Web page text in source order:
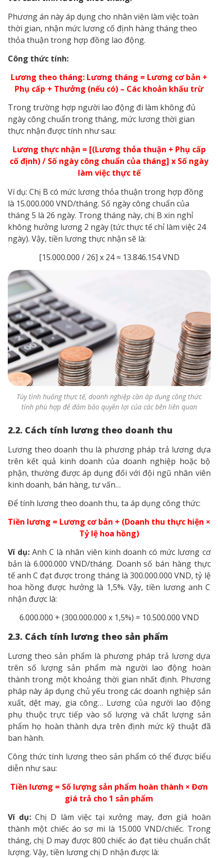
Phương án này áp dụng cho nhân viên làm việc toàn
thời gian, nhận mức lương cố định hàng tháng theo
thỏa thuận trong hợp đồng lao động.
Công thức tính:
Lương theo tháng: Lương tháng = Lương cơ bản +
Phụ cấp + Thưởng (nếu có) – Các khoản khấu trừ
Trong trường hợp người lao động đi làm không đủ
ngày công chuẩn trong tháng, mức lương thời gian
thực nhận được tính như sau:
Lương thực nhận = [(Lương thỏa thuận + Phụ cấp
cố định) / Số ngày công chuẩn của tháng] x Số ngày
làm việc thực tế
Ví dụ: Chị B có mức lương thỏa thuận trong hợp đồng
là 15.000.000 VND/tháng. Số ngày công chuẩn của
tháng 5 là 26 ngày. Trong tháng này, chị B xin nghỉ
không hưởng lương 2 ngày (tức thực tế chỉ làm việc 24
ngày). Vậy, tiền lương thực nhận sẽ là:
[15.000.000 / 26] x 24 ≈ 13.846.154 VND
Tùy tình huống thực tế, doanh nghiệp cần áp dụng công thức
tính phù hợp để đảm bảo quyền lợi của các bên liên quan
2.2. Cách tính lương theo doanh thu
Lương theo doanh thu là phương pháp trả lương dựa
trên kết quả kinh doanh của doanh nghiệp hoặc bộ
phận, thường được áp dụng đối với đội ngũ nhân viên
kinh doanh, bán hàng, tư vấn…
Để tính lương theo doanh thu, ta áp dụng công thức:
Tiền lương = Lương cơ bản + (Doanh thu thực hiện ×
Tỷ lệ hoa hồng)
Ví dụ:Anh C là nhân viên kinh doanh có mức lương cơ
bản là 6.000.000 VND/tháng. Doanh số bán hàng thực
tế anh C đạt được trong tháng là 300.000.000 VND, tỷ lệ
hoa hồng được hưởng là 1,5%. Vậy, tiền lương anh C
nhận được là:
6.000.000 + (300.000.000 x 1,5%) = 10.500.000 VND
2.3. Cách tính lương theo sản phẩm
Lương theo sản phẩm là phương pháp trả lương dựa
trên số lượng sản phẩm mà người lao động hoàn
thành trong một khoảng thời gian nhất định. Phương
pháp này áp dụng chủ yếu trong các doanh nghiệp sản
xuất, dệt may, gia công… Lương của người lao động
phụ thuộc trực tiếp vào số lượng và chất lượng sản
phẩm họ hoàn thành dựa trên định mức kỹ thuật đã
ban hành.
Công thức tính lương theo sản phẩm có thể được biểu
diễn như sau:
Tiền lương = Số lượng sản phẩm hoàn thành × Đơn
giá trả cho 1 sản phẩm
Ví dụ:Chị D làm việc tại xưởng may, đơn giá hoàn
thành một chiếc áo sơ mi là 15.000 VND/chiếc. Trong
tháng, chị D may được 800 chiếc áo đạt tiêu chuẩn chất
lượng. Vậy, tiền lương chị D nhận được là: